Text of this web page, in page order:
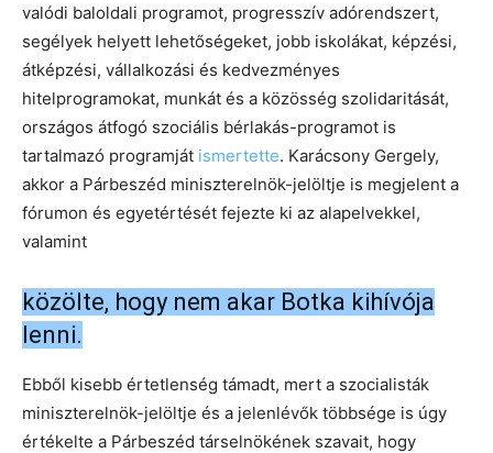
valódi baloldali programot, progresszív adórendszert,
segélyek helyett lehetőségeket, jobb iskolákat, képzési,
átképzési, vállalkozási és kedvezményes
hitelprogramokat, munkát és a közösség szolidaritását,
országos átfogó szociális bérlakás-programot is
tartalmazó programját ismertette. Karácsony Gergely,
akkor a Párbeszéd miniszterelnök-jelöltje is megjelent a
fórumon és egyetértését fejezte ki az alapelvekkel,
valamint
közölte, hogy nem akar Botka kihívója
lenni.
Ebből kisebb értetlenség támadt, mert a szocialisták
miniszterelnök-jelöltje és a jelenlévők többsége is úgy
értékelte a Párbeszéd társelnökének szavait, hogy